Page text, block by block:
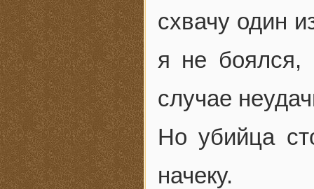
схвачу один
я не боялся,
случае
Но убийца
начеку.